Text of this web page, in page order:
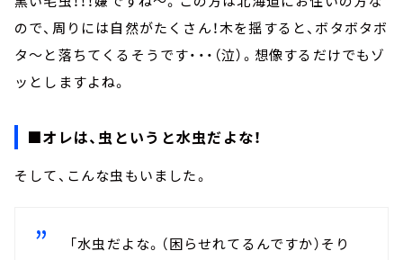
ので、周りには自然がたくさん！木を揺すると、ボタボタボ
タ～と落ちてくるそうです・・・（泣）。想像するだけでもゾ
ッとしますよね。
■オレは、虫というと水虫だよな！
そして、こんな虫もいました。
「水虫だよな。（困らせれてるんですか）そり